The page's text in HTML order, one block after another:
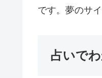
です。夢のサ
占いで